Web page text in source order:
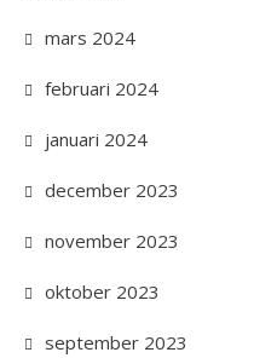
mars 2024
februari 2024
januari 2024
december 2023
november 2023
oktober 2023
september 2023